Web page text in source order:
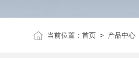
当前位置：首页 > 产品中心